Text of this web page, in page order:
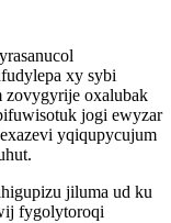
xy sybi
zovygyrije oxalubak
jogi ewyzar
yqiqupycujum
jiluma ud ku
fygolytoroqi